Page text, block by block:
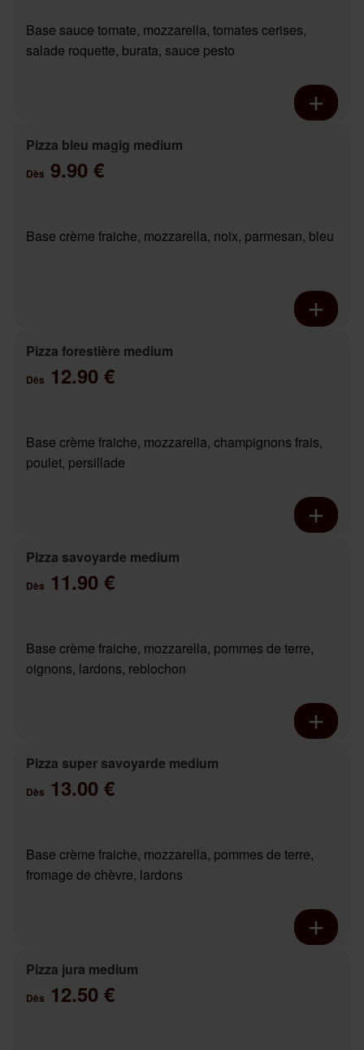
Base sauce tomate, mozzarella, tomates cerises,
salade roquette, burata, sauce pesto
Pizza bleu magig medium
Dès 9.90 €
Base crème fraiche, mozzarella, noix, parmesan, bleu
Pizza forestière medium
Dès 12.90 €
Base crème fraiche, mozzarella, champignons frais,
poulet, persillade
Pizza savoyarde medium
Dès 11.90 €
Base crème fraiche, mozzarella, pommes de terre,
oignons, lardons, reblochon
Pizza super savoyarde medium
Dès 13.00 €
Base crème fraiche, mozzarella, pommes de terre,
fromage de chèvre, lardons
Pizza jura medium
Dès 12.50 €